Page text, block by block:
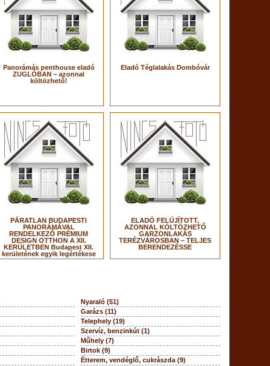
Panorámás penthouse eladó
ZUGLÓBAN – azonnal
költözhető!
Eladó Téglalakás Dombóvár
PÁRATLAN BUDAPESTI
PANORÁMÁVAL
RENDELKEZŐ PRÉMIUM
DESIGN OTTHON A XII.
KERÜLETBEN Budapest XII.
kerületének egyik legértékese
ELADÓ FELÚJÍTOTT,
AZONNAL KÖLTÖZHETŐ
GARZONLAKÁS
TERÉZVÁROSBAN – TELJES
BERENDEZÉSSE
Nyaraló (51)
Garázs (11)
Telephely (19)
Szervíz, benzinkút (1)
Műhely (7)
Birtok (9)
Étterem, vendéglő, cukrászda (9)